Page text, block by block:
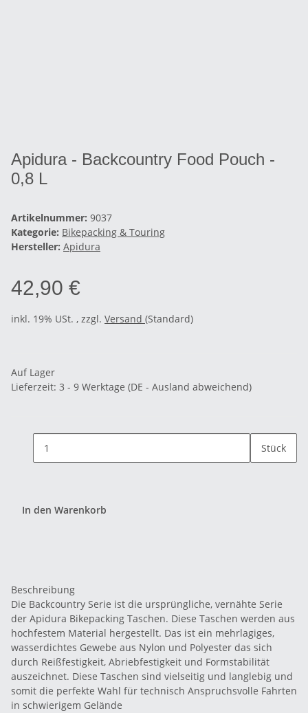
Apidura - Backcountry Food Pouch -
0,8 L
Artikelnummer: 9037
Kategorie: Bikepacking & Touring
Hersteller: Apidura
42,90 €
inkl. 19% USt. , zzgl. Versand (Standard)
Auf Lager
Lieferzeit: 3 - 9 Werktage (DE - Ausland abweichend)
Stück
In den Warenkorb
Beschreibung
Die Backcountry Serie ist die ursprüngliche, vernähte Serie
der Apidura Bikepacking Taschen. Diese Taschen werden aus
hochfestem Material hergestellt. Das ist ein mehrlagiges,
wasserdichtes Gewebe aus Nylon und Polyester das sich
durch Reißfestigkeit, Abriebfestigkeit und Formstabilität
auszeichnet. Diese Taschen sind vielseitig und langlebig und
somit die perfekte Wahl für technisch Anspruchsvolle Fahrten
in schwierigem Gelände